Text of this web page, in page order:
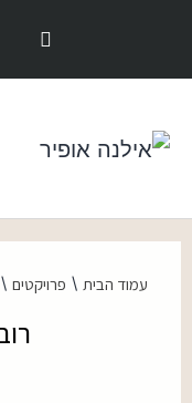
עמוד הבית \ פרויקטים \